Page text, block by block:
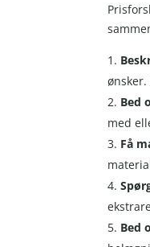
Bed
med
Få
Bed